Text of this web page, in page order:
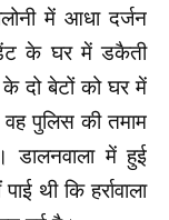
में आधा दर्जन
के घर में डकैती
दो बेटों को घर में
पुलिस की तमाम
डालनवाला में हुई
थी कि हर्रावाला